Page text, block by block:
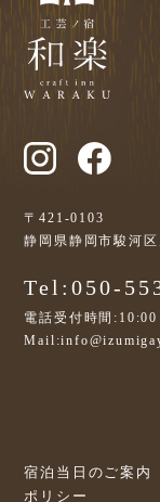
〒421-0103
静岡県静岡市駿河
Tel:050-
電話受付時間
宿泊当日のご案内
ポリシー